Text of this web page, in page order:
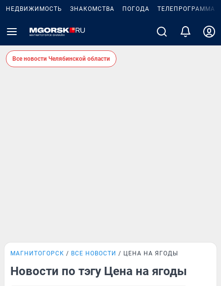
НЕДВИЖИМОСТЬ ЗНАКОМСТВА ПОГОДА ТЕЛЕПРОГРАММА
Все новости Челябинской области
МАГНИТОГОРСК ВСЕ НОВОСТИ ЦЕНА НА ЯГОДЫ
Новости по тэгу Цена на ягоды